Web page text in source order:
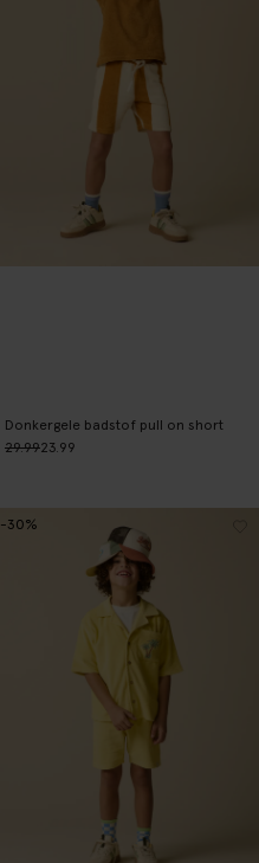
Donkergele badstof pull on short
29.9923.99
-30%